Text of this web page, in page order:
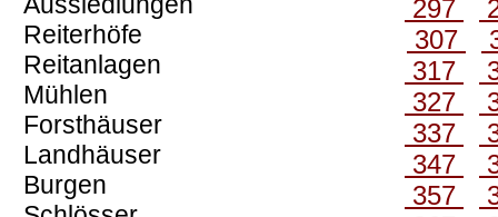
Reiterhöfe
Reitanlagen
Mühlen
Forsthäuser
Landhäuser
Burgen
297
307
317
327
337
347
357